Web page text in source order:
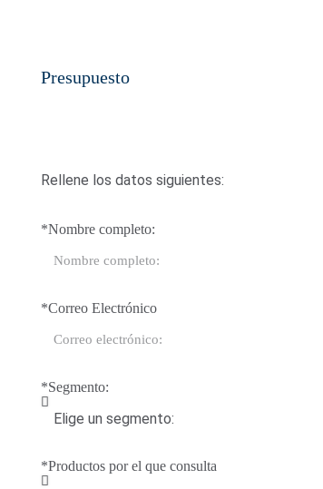
Presupuesto
Rellene los datos siguientes:
*Nombre completo:
*Correo Electrónico
*Segmento:
*Productos por el que consulta